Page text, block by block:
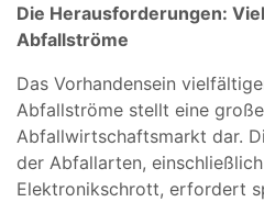
Die Herausforderungen:
Abfallströme
Das Vorhandensein
Abfallströme stellt eine
Abfallwirtschaftsmarkt dar.
der Abfallarten,
Elektronikschrott, erfordert